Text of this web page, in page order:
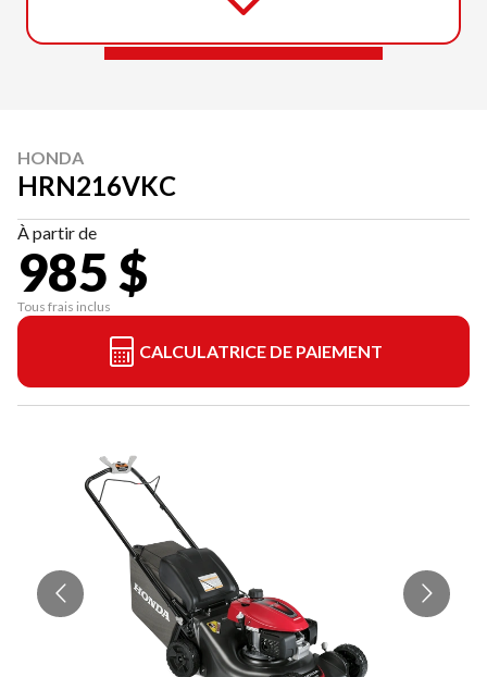
HONDA
HRN216VKC
À partir de
985 $
Tous frais inclus
CALCULATRICE DE PAIEMENT